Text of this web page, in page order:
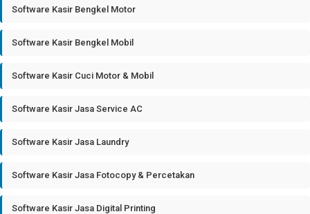
Software Kasir Bengkel Motor
Software Kasir Bengkel Mobil
Software Kasir Cuci Motor & Mobil
Software Kasir Jasa Service AC
Software Kasir Jasa Laundry
Software Kasir Jasa Fotocopy & Percetakan
Software Kasir Jasa Digital Printing